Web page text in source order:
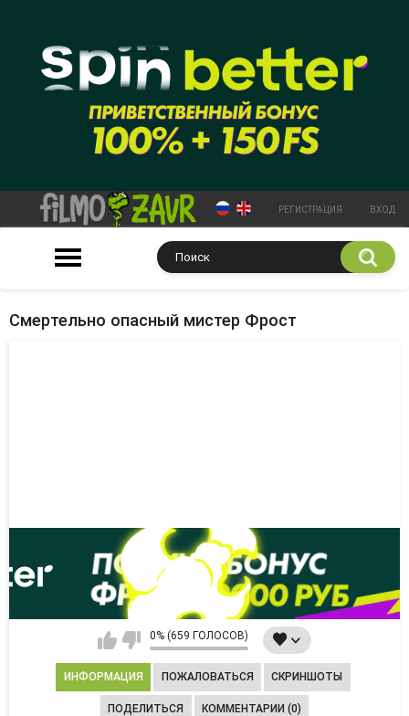
РЕГИСТРАЦИЯ ВХОД
Смертельно опасный мистер Фрост
0% (659 ГОЛОСОВ)
ИНФОРМАЦИЯ ПОЖАЛОВАТЬСЯ СКРИНШОТЫ
ПОДЕЛИТЬСЯ КОММЕНТАРИИ (0)